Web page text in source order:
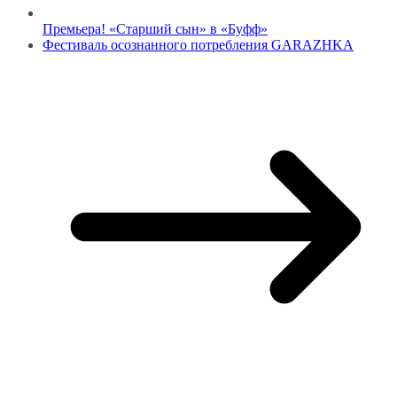
Премьера! «Старший сын» в «Буфф»
Фестиваль осознанного потребления GARAZHKA